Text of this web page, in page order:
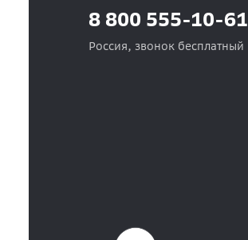
8 800 555-10-61
Россия, звонок бесплатный